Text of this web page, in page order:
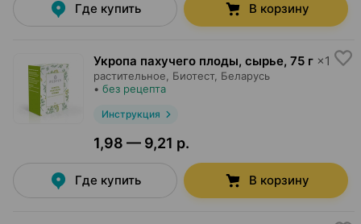
Где купить В корзину
Укропа пахучего плоды, сырье, 75 г ×1
растительное, Биотест, Беларусь
• без рецепта
Инструкция
1,98 — 9,21 р.
Где купить В корзину